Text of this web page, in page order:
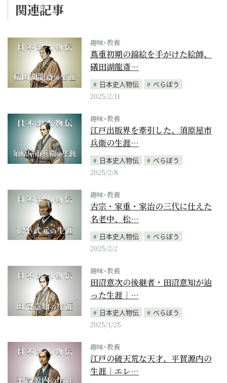
関連記事
趣味･教養
蔦重初期の錦絵を手がけた絵師、
礒田湖龍斎…
日本史人物伝
べらぼう
2025/2/11
趣味･教養
江戸出版界を牽引した、須原屋市
兵衛の生涯…
日本史人物伝
べらぼう
2025/2/8
趣味･教養
吉宗・家重・家治の三代に仕えた
名老中、松…
日本史人物伝
べらぼう
2025/2/2
趣味･教養
田沼意次の後継者・田沼意知が辿
った生涯｜…
日本史人物伝
べらぼう
2025/1/25
趣味･教養
江戸の破天荒な天才、平賀源内の
生涯｜エレ…